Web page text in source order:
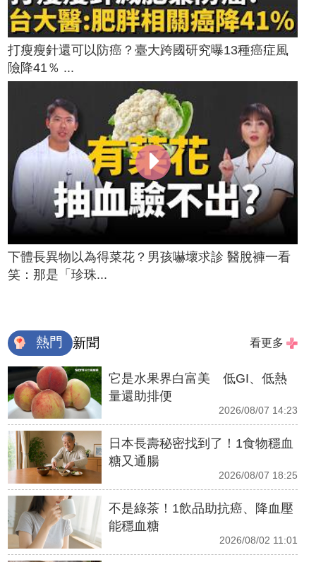
打瘦瘦針還可以防癌？臺大跨國研究曝13種癌症風
險降41％ ...
下體長異物以為得菜花？男孩嚇壞求診 醫脫褲一看
笑：那是「珍珠...
熱門 新聞 看更多
它是水果界白富美 低GI、低熱
量還助排便
2026/08/07 14:23
日本長壽秘密找到了！1食物穩血
糖又通腸
2026/08/07 18:25
不是綠茶！1飲品助抗癌、降血壓
能穩血糖
2026/08/02 11:01